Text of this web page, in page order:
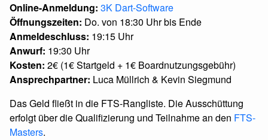
Online-Anmeldung: 3K Dart-Software
Öffnungszeiten: Do. von 18:30 Uhr bis Ende
Anmeldeschluss: 19:15 Uhr
Anwurf: 19:30 Uhr
Kosten: 2€ (1€ Startgeld + 1€ Boardnutzungsgebühr)
Ansprechpartner: Luca Müllrich & Kevin Siegmund
Das Geld fließt in die FTS-Rangliste. Die Ausschüttung
erfolgt über die Qualifizierung und Teilnahme an den FTS-
Masters.